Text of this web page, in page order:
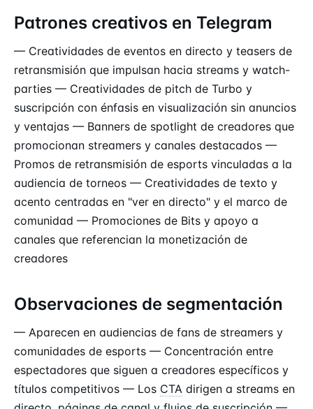
Patrones creativos en Telegram
— Creatividades de eventos en directo y teasers de
retransmisión que impulsan hacia streams y watch-
parties — Creatividades de pitch de Turbo y
suscripción con énfasis en visualización sin anuncios
y ventajas — Banners de spotlight de creadores que
promocionan streamers y canales destacados —
Promos de retransmisión de esports vinculadas a la
audiencia de torneos — Creatividades de texto y
acento centradas en "ver en directo" y el marco de
comunidad — Promociones de Bits y apoyo a
canales que referencian la monetización de
creadores
Observaciones de segmentación
— Aparecen en audiencias de fans de streamers y
comunidades de esports — Concentración entre
espectadores que siguen a creadores específicos y
títulos competitivos — Los CTA dirigen a streams en